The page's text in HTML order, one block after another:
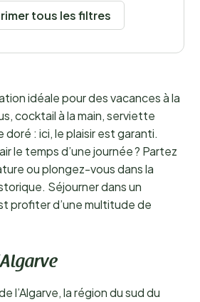
tous les filtres
idéale pour des vacances à la
cocktail à la main, serviette
doré : ici, le plaisir est garanti.
le temps d’une journée ? Partez
ou plongez-vous dans la
Séjourner dans un
profiter d’une multitude de
l’Algarve, la région du sud du